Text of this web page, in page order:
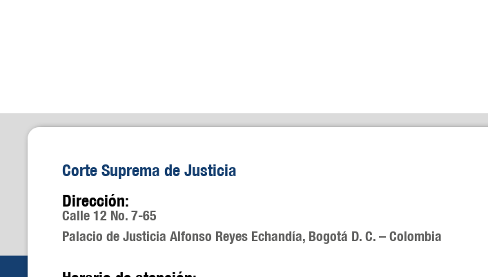
Corte Suprema de Justicia
Dirección:
Calle 12 No. 7-65
Palacio de Justicia Alfonso Reyes Echandía, Bogotá D. C. – Colombia